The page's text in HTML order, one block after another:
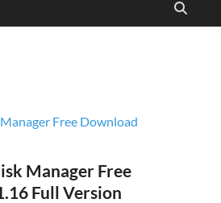
Manager Free
Full Version